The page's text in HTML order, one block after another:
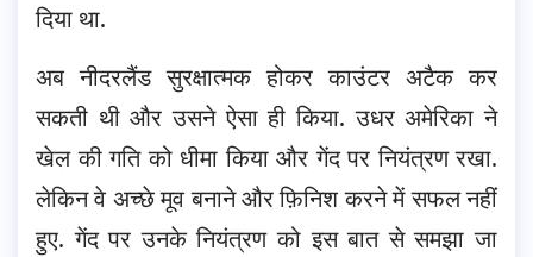
दिया था.
अब नीदरलैंड सुरक्षात्मक होकर काउंटर अटैक कर
सकती थी और उसने ऐसा ही किया. उधर अमेरिका ने
खेल की गति को धीमा किया और गेंद पर नियंत्रण रखा.
लेकिन वे अच्छे मूव बनाने और फ़िनिश करने में सफल नहीं
हुए. गेंद पर उनके नियंत्रण को इस बात से समझा जा